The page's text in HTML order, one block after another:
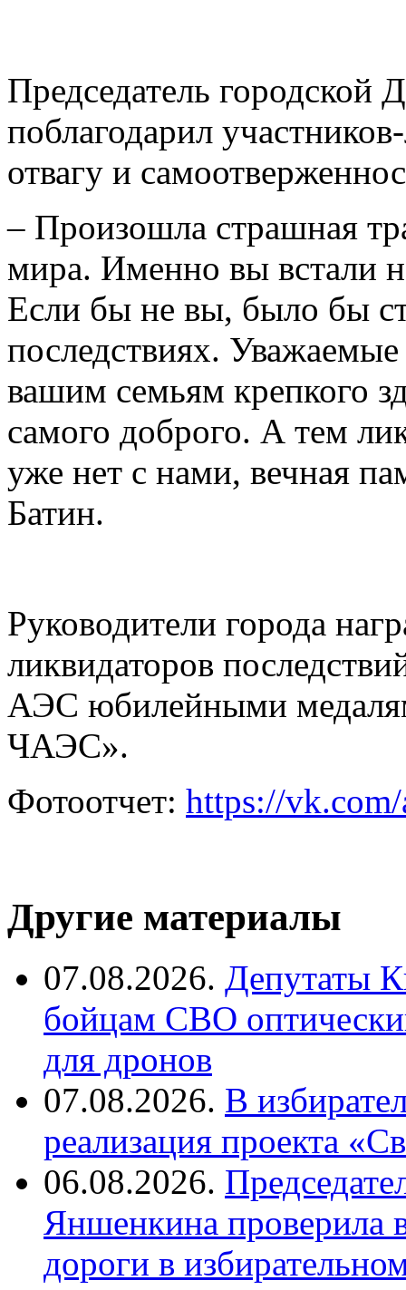
Председатель
поблагодарил
отвагу и
– Произошла страшная
мира. Именно вы встали
Если бы не вы, было бы
последствиях.
вашим семьям крепкого
самого доброго. А тем
уже нет с нами, вечная
Батин.
Руководители города
ликвидаторов
АЭС юбилейными
ЧАЭС».
Фотоотчет: https://
Другие материалы
07.08.2026. Депутаты
бойцам СВО
для дронов
07.08.2026. В
реализация проекта
06.08.2026.
Яншенкина проверила
дороги в